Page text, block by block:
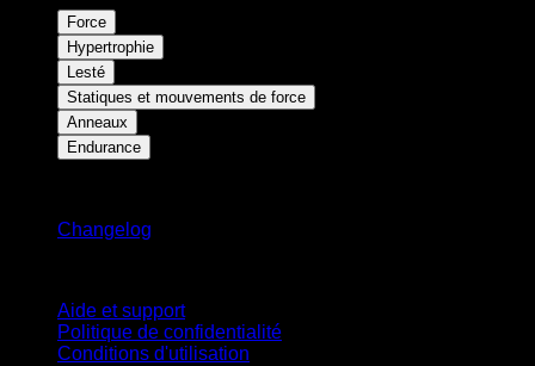
Force
Hypertrophie
Lesté
Statiques et mouvements de force
Anneaux
Endurance
Changelog
Aide et support
Politique de confidentialité
Conditions d'utilisation